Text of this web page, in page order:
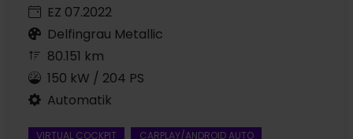
EZ 07.2022
Delfingrau Metallic
80.151 km
150 kW / 204 PS
Automatik
VIRTUAL COCKPIT
CARPLAY/ANDROID AUTO